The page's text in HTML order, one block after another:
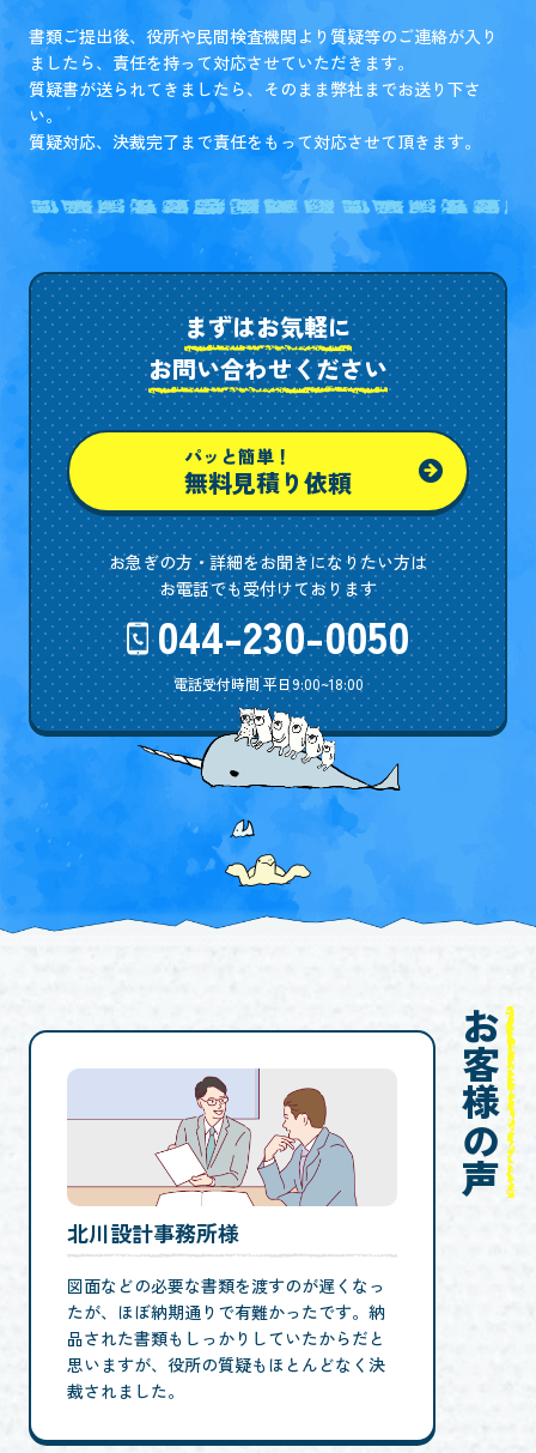
書類ご提出後、役所や民間検査機関より質疑等のご連絡が入り
ましたら、責任を持って対応させていただきます。
質疑書が送られてきましたら、そのまま弊社までお送り下さ
い。
質疑対応、決裁完了まで責任をもって対応させて頂きます。
まずはお気軽に
お問い合わせください
パッと簡単！
無料見積り依頼
お急ぎの方・詳細をお聞きになりたい方は
お電話でも受付けております
044-230-0050
電話受付時間 平日9:00~18:00
お客様の声
北川設計事務所様
図面などの必要な書類を渡すのが遅くなっ
たが、ほぼ納期通りで有難かったです。納
品された書類もしっかりしていたからだと
思いますが、役所の質疑もほとんどなく決
裁されました。